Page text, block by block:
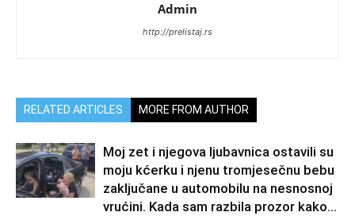
Admin
http://prelistaj.rs
RELATED ARTICLES MORE FROM AUTHOR
Moj zet i njegova ljubavnica ostavili su
moju kćerku i njenu tromjesečnu bebu
zaključane u automobilu na nesnosnoj
vrućini. Kada sam razbila prozor kako...